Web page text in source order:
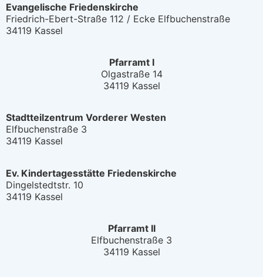
Evangelische Friedenskirche
Friedrich-Ebert-Straße 112 / Ecke Elfbuchenstraße
34119 Kassel
Pfarramt I
Olgastraße 14
34119 Kassel
Stadtteilzentrum Vorderer Westen
Elfbuchenstraße 3
34119 Kassel
Ev. Kindertagesstätte Friedenskirche
Dingelstedtstr. 10
34119 Kassel
Pfarramt II
Elfbuchenstraße 3
34119 Kassel